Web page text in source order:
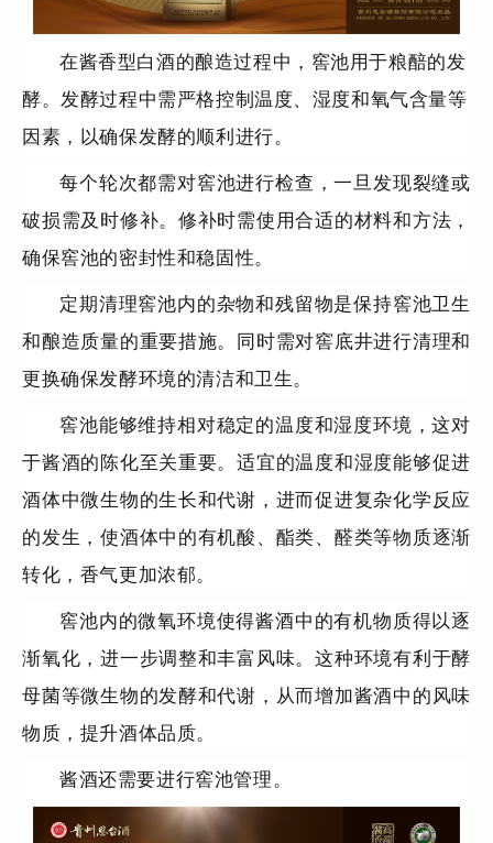
在酱香型白酒的酿造过程中，窖池用于粮醅的发
酵。发酵过程中需严格控制温度、湿度和氧气含量等
因素，以确保发酵的顺利进行。
每个轮次都需对窖池进行检查，一旦发现裂缝或
破损需及时修补。修补时需使用合适的材料和方法，
确保窖池的密封性和稳固性。
定期清理窖池内的杂物和残留物是保持窖池卫生
和酿造质量的重要措施。同时需对窖底井进行清理和
更换确保发酵环境的清洁和卫生。
窖池能够维持相对稳定的温度和湿度环境，这对
于酱酒的陈化至关重要。适宜的温度和湿度能够促进
酒体中微生物的生长和代谢，进而促进复杂化学反应
的发生，使酒体中的有机酸、酯类、醛类等物质逐渐
转化，香气更加浓郁。
窖池内的微氧环境使得酱酒中的有机物质得以逐
渐氧化，进一步调整和丰富风味。这种环境有利于酵
母菌等微生物的发酵和代谢，从而增加酱酒中的风味
物质，提升酒体品质。
酱酒还需要进行窖池管理。